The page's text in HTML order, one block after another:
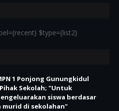
$type={list2}
1 Ponjong Gunungkidul
Sekolah; "Untuk
siswa berdasar
di sekolahan"